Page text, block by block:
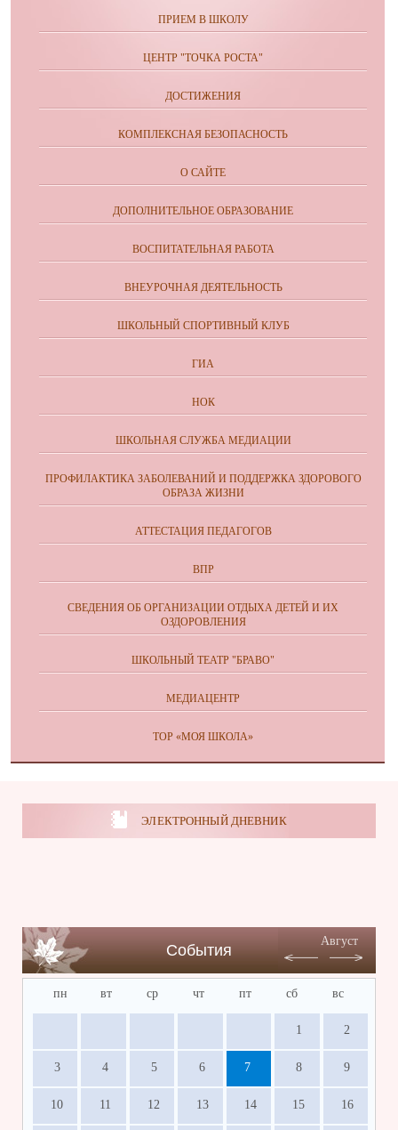
ПРИЕМ В ШКОЛУ
ЦЕНТР "ТОЧКА РОСТА"
ДОСТИЖЕНИЯ
КОМПЛЕКСНАЯ БЕЗОПАСНОСТЬ
О САЙТЕ
ДОПОЛНИТЕЛЬНОЕ ОБРАЗОВАНИЕ
ВОСПИТАТЕЛЬНАЯ РАБОТА
ВНЕУРОЧНАЯ ДЕЯТЕЛЬНОСТЬ
ШКОЛЬНЫЙ СПОРТИВНЫЙ КЛУБ
ГИА
НОК
ШКОЛЬНАЯ СЛУЖБА МЕДИАЦИИ
ПРОФИЛАКТИКА ЗАБОЛЕВАНИЙ И ПОДДЕРЖКА ЗДОРОВОГО
ОБРАЗА ЖИЗНИ
АТТЕСТАЦИЯ ПЕДАГОГОВ
ВПР
СВЕДЕНИЯ ОБ ОРГАНИЗАЦИИ ОТДЫХА ДЕТЕЙ И ИХ
ОЗДОРОВЛЕНИЯ
ШКОЛЬНЫЙ ТЕАТР "БРАВО"
МЕДИАЦЕНТР
ТОР «МОЯ ШКОЛА»
ЭЛЕКТРОННЫЙ ДНЕВНИК
События
Август
пн вт ср чт пт сб вс
1 2
3 4 5 6 7 8 9
10 11 12 13 14 15 16